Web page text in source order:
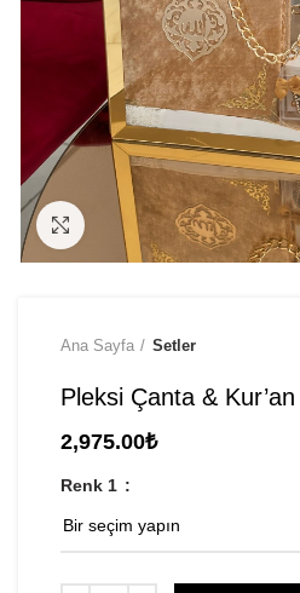
Click to enlarge
Ana Sayfa Setler
Pleksi Çanta &
2,975.00₺
Renk 1